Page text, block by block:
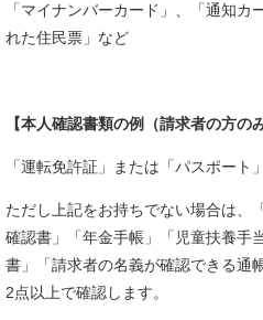
「マイナンバーカード」、「通知カ
れた住民票」など
【本人確認書類の例（請求者の方の
「運転免許証」または「パスポート
ただし上記をお持ちでない場合は、
確認書」「年金手帳」「児童扶養手
書」「請求者の名義が確認できる通
2点以上で確認します。